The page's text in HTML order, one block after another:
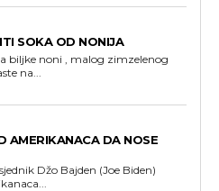
SOKA OD NONIJA
biljke noni , malog zimzelenog
na...
AMERIKANACA DA NOSE